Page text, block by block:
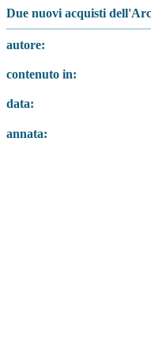
Due nuovi acquisti
autore:
contenuto in:
data:
annata: